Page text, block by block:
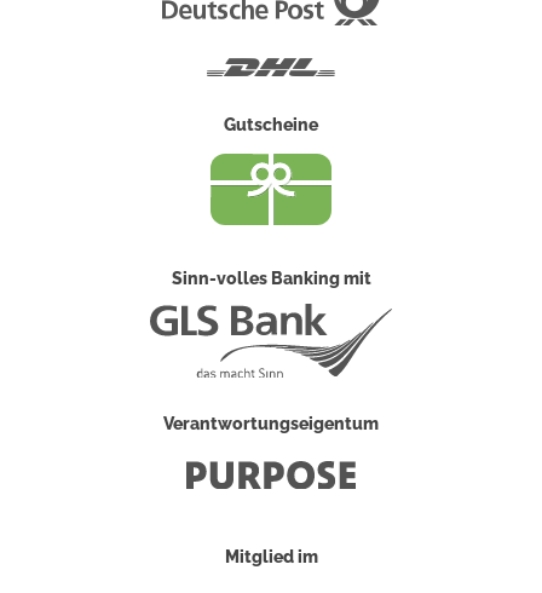
Gutscheine
Sinn-volles Banking mit
Verantwortungseigentum
Mitglied im